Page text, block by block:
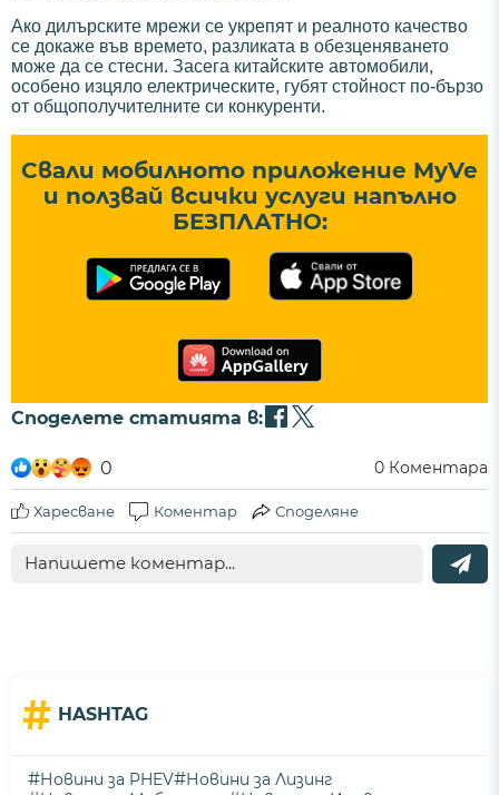
Ако дилърските мрежи се укрепят и реалното качество
се докаже във времето, разликата в обезценяването
може да се стесни. Засега китайските автомобили,
особено изцяло електрическите, губят стойност по-бързо
от общополучителните си конкуренти.
Свали мобилното приложение MyVe
и ползвай всички услуги напълно
БЕЗПЛАТНО:
Споделете статията в:
0 0 Коментара
Харесване Коментар Споделяне
# HASHTAG
#Новини за PHEV#Новини за Лизинг